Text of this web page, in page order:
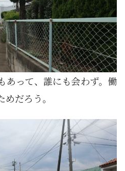
あって、誰にも会わず。働
だろう。